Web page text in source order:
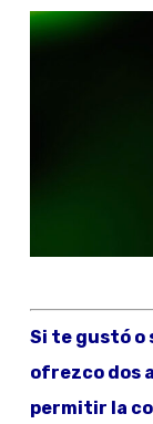
Si te gustó o
ofrezco dos
permitir la